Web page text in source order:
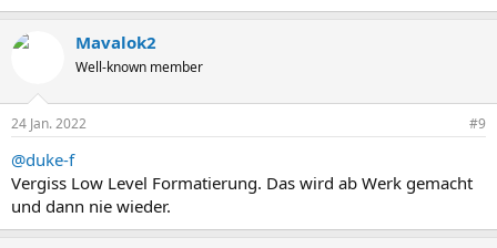
Mavalok2
Well-known member
24 Jan. 2022 #9
@duke-f
Vergiss Low Level Formatierung. Das wird ab Werk gemacht
und dann nie wieder.